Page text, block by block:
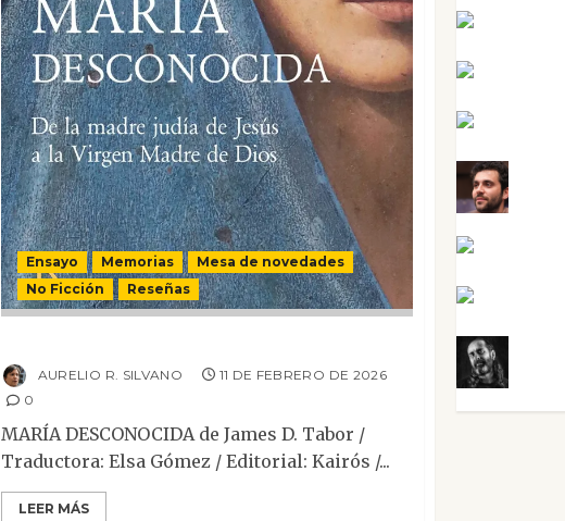
Ensayo Memorias
Mesa de novedades
No Ficción
Reseñas
AURELIO R. SILVANO
11 DE FEBRERO DE 2026
0
MARÍA DESCONOCIDA de James D. Tabor /
Traductora: Elsa Gómez / Editorial: Kairós /...
LEER MÁS